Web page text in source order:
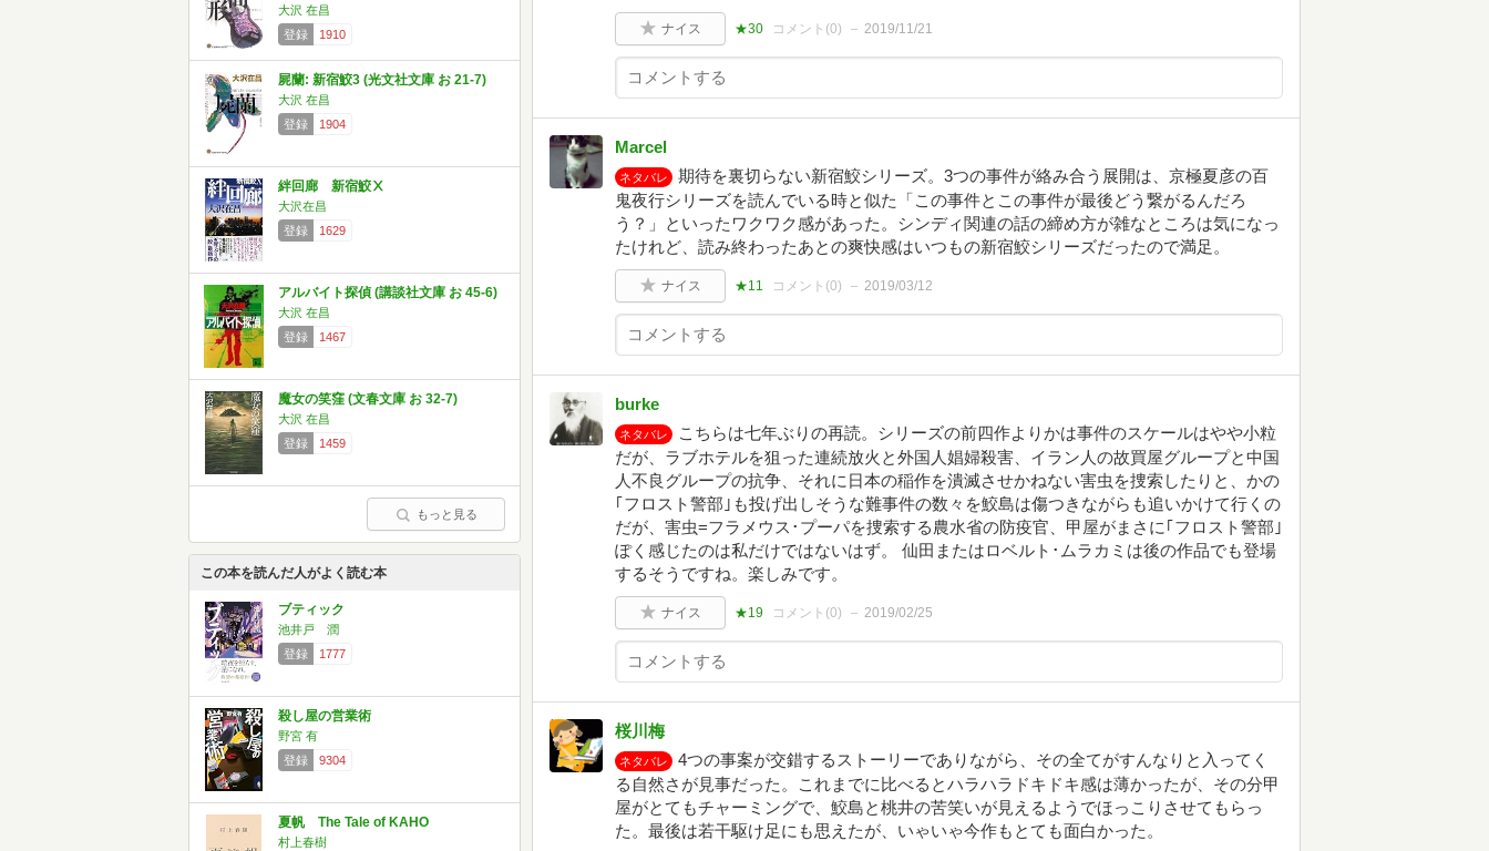
大沢 在昌
登録
1910
屍蘭: 新宿鮫3 (光文社文庫 お 21-7)
大沢 在昌
登録
1904
絆回廊 新宿鮫Ⅹ
大沢在昌
登録
1629
アルバイト探偵 (講談社文庫 お 45-6)
大沢 在昌
登録
1467
魔女の笑窪 (文春文庫 お 32-7)
大沢 在昌
登録
1459
もっと見る
この本を読んだ人がよく読む本
ブティック
池井戸 潤
登録
1777
殺し屋の営業術
野宮 有
登録
9304
夏帆 The Tale of KAHO
村上春樹
ナイス ★30 コメント(0) 2019/11/21
Marcel
ネタバレ
期待を裏切らない新宿鮫シリーズ。3つの事件が絡み合う展開は、京極夏彦の百
鬼夜行シリーズを読んでいる時と似た「この事件とこの事件が最後どう繋がるんだろ
う？」といったワクワク感があった。シンディ関連の話の締め方が雑なところは気になっ
たけれど、読み終わったあとの爽快感はいつもの新宿鮫シリーズだったので満足。
ナイス ★11 コメント(0) 2019/03/12
burke
ネタバレ
こちらは七年ぶりの再読。シリーズの前四作よりかは事件のスケールはやや小粒
だが、ラブホテルを狙った連続放火と外国人娼婦殺害、イラン人の故買屋グループと中国
人不良グループの抗争、それに日本の稲作を潰滅させかねない害虫を捜索したりと、かの
｢フロスト警部｣も投げ出しそうな難事件の数々を鮫島は傷つきながらも追いかけて行くの
だが、害虫=フラメウス･プーパを捜索する農水省の防疫官、甲屋がまさに｢フロスト警部｣
ぽく感じたのは私だけではないはず。 仙田またはロベルト･ムラカミは後の作品でも登場
するそうですね。楽しみです。
ナイス ★19 コメント(0) 2019/02/25
桜川梅
ネタバレ
4つの事案が交錯するストーリーでありながら、その全てがすんなりと入ってく
る自然さが見事だった。これまでに比べるとハラハラドキドキ感は薄かったが、その分甲
屋がとてもチャーミングで、鮫島と桃井の苦笑いが見えるようでほっこりさせてもらっ
た。最後は若干駆け足にも思えたが、いゃいゃ今作もとても面白かった。